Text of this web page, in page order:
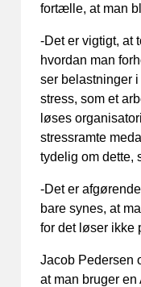
fortælle, at man
-Det er vigtigt, at
hvordan man
ser belastninger
stress, som et
løses
stressramte
tydelig om dette,
-Det er
bare synes, at
for det løser ikke
Jacob Pedersen
at man bruger en